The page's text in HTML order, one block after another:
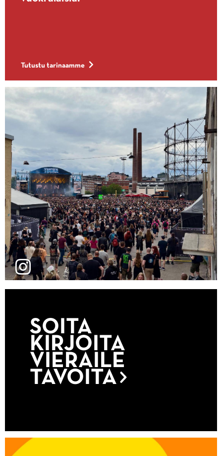
Tutustu tarinaamme
SOITA
KIRJOITA
VIERAILE
TAVOITA